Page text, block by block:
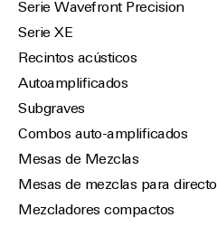
Serie Wavefront Precision
Serie XE
Recintos acústicos
Autoamplificados
Subgraves
Combos auto-amplificados
Mesas de Mezclas
Mesas de mezclas para directo
Mezcladores compactos